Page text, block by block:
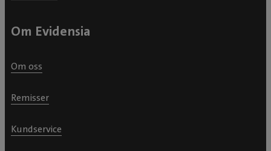
Om Evidensia
Om oss
Remisser
Kundservice